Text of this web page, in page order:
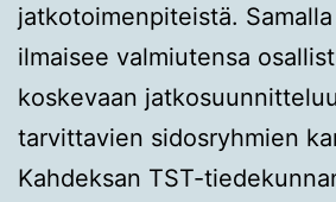
jatkotoimenpiteistä.
ilmaisee valmiutensa
koskevaan
tarvittavien sidosryhmien
Kahdeksan TST-